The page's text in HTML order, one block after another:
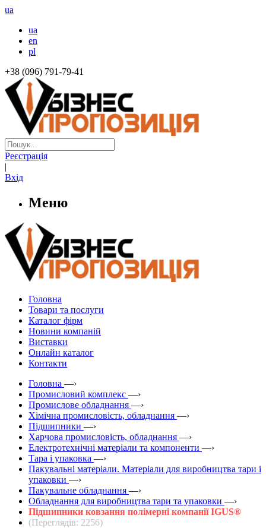
ua
ua
en
pl
+38 (096) 791-79-41
Реєстрація
|
Вхід
Меню
Головна
Товари та послуги
Каталог фірм
Новини компаній
Виставки
Онлайн каталог
Контакти
Головна —›
Промисловий комплекс —›
Промислове обладнання —›
Хімічна промисловість, обладнання —›
Підшипники —›
Харчова промисловість, обладнання —›
Електротехнічні матеріали та компоненти —›
Тара і упаковка —›
Пакувальні матеріали. Матеріали для виробництва тари і
упаковки —›
Пакувальне обладнання —›
Обладнання для виробництва тари та упаковки —›
Підшипники ковзання полімерні компанії IGUS®
(Переглядів: 2256)